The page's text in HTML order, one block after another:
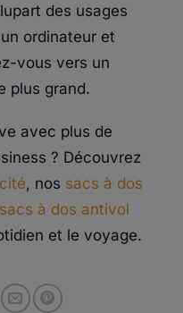
des usages
ordinateur et
vous vers un
plus grand.
avec plus de
? Découvrez
, nos sacs à dos
sacs à dos antivol
et le voyage.